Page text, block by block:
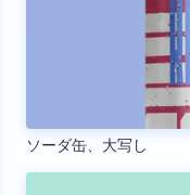
ソーダ缶、大写し